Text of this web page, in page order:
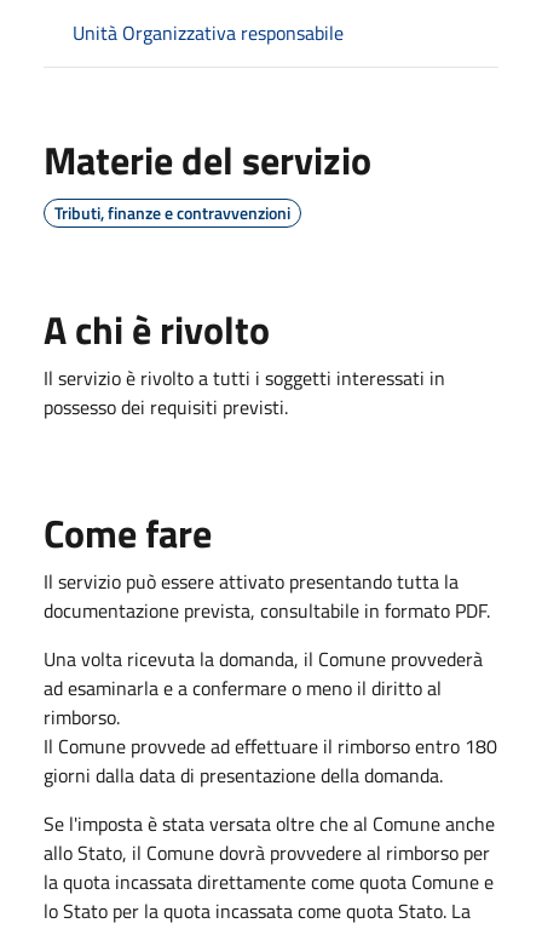
Unità Organizzativa responsabile
Materie del servizio
Tributi, finanze e contravvenzioni
A chi è rivolto
Il servizio è rivolto a tutti i soggetti interessati in
possesso dei requisiti previsti.
Come fare
Il servizio può essere attivato presentando tutta la
documentazione prevista, consultabile in formato PDF.
Una volta ricevuta la domanda, il Comune provvederà
ad esaminarla e a confermare o meno il diritto al
rimborso.
Il Comune provvede ad effettuare il rimborso entro 180
giorni dalla data di presentazione della domanda.
Se l'imposta è stata versata oltre che al Comune anche
allo Stato, il Comune dovrà provvedere al rimborso per
la quota incassata direttamente come quota Comune e
lo Stato per la quota incassata come quota Stato. La